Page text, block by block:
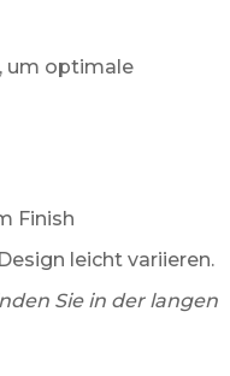
um optimale
Finish
leicht variieren.
Sie in der langen